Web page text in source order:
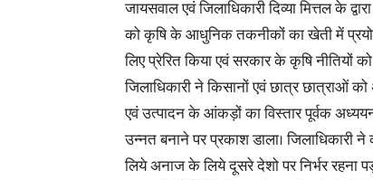
जायसवाल एवं जिलाधिकारी दिव्या मित्तल के
को कृषि के आधुनिक तकनीकों का खेती में
लिए प्रेरित किया एवं सरकार के कृषि नीतियों को
जिलाधिकारी ने किसानों एवं छात्र छात्राओं
एवं उत्पादन के आंकड़ों का विस्तार पूर्वक
उन्नत बनाने पर प्रकाश डाला।
लिये अनाज के लिये दूसरे देशो पर निर्भर रहना